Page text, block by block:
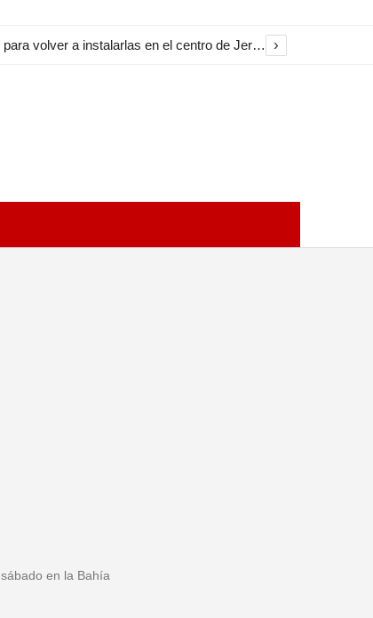
El Ayuntamiento inicia la restauración de las marquesinas de Plaza Esteve para volver a instalarlas en el centro de Jerez ›
en la Bahía